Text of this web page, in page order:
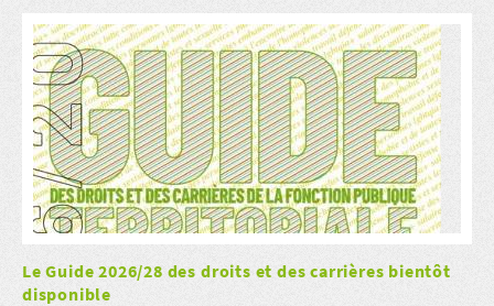
Le Guide 2026/28 des droits et des carrières bientôt
disponible